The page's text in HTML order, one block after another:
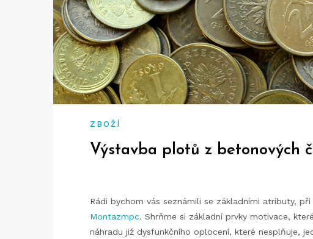
ZBOŽÍ
Výstavba plotů z betonových
Rádi bychom vás seznámili se základními atributy,
Montazmpc. Shrňme si základní prvky motivace,
náhradu již dysfunkčního oplocení, které nesplňuje,